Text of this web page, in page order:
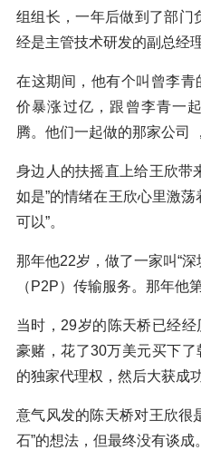
组组长，一年后做到了部门
经是主管技术研发的副总经理
在这期间，他有个叫曾李
价暴涨过亿，跟曾李青一
腾。他们一起做的那家公司
身边人的扶摇直上给王欣带
如是”的情绪在王欣心里激
可以”。
那年他22岁，做了一家叫“
（P2P）传输服务。那年他
当时，29岁的陈天桥已经
豪赌，花了30万美元买下
的独家代理权，然后大获成功
意气风发的陈天桥对王欣很
石”的想法，但最终没有谈成。